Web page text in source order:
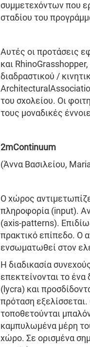
συμμετεχόντων που
σταδίου του
Αυτές οι προτάσεις
και
διαδραστικού /
του σχολείου. Οι
τους μοναδικές
2mContinuum
(Άννα Βασιλείου,
Ο χώρος
πληροφορία (input).
(axis-patterns).
πρακτικό επίπεδο. Ο
ενσωματωθεί στον
Η διαδικασία
επεκτείνονται το
(lycra) και
πρόταση
τοποθετούνται
καμπυλωμένα μέρη
χώρο. Σε ορισμένα